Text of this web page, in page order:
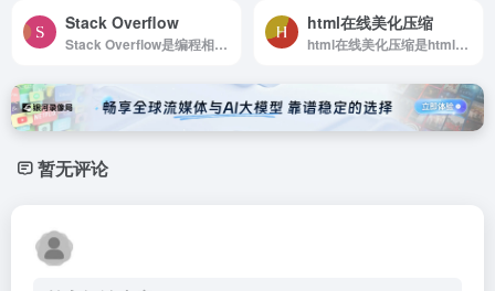
Stack Overflow
Stack Overflow是编程相关的IT技术问答网站
html在线美化压缩
html在线美化压缩是html在线美化,格式化,压缩,净化,html转js
暂无评论